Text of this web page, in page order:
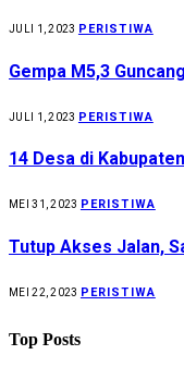
JULI 1, 2023 PERISTIWA
Gempa M5,3
JULI 1, 2023 PERISTIWA
14 Desa di
MEI 31, 2023 PERISTIWA
Tutup Akses Jalan,
MEI 22, 2023 PERISTIWA
Top Posts